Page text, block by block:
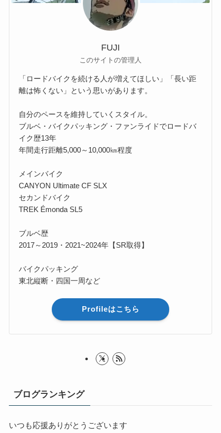
FUJI
このサイトの管理人
「ロードバイクを続ける人が増えてほしい」「長い距
離は怖くない」という思いがあります。
自分のペースを維持していくスタイル。
ブルベ・バイクパッキング・ファンライドでロードバ
イク歴13年
年間走行距離5,000～10,000㎞程度
メインバイク
CANYON Ultimate CF SLX
セカンドバイク
TREK Émonda SL5
ブルベ歴
2017～2019・2021~2024年【SR取得】
バイクパッキング
東北縦断・四国一周など
Profileはこちら
ブログランキング
いつも応援ありがとうございます